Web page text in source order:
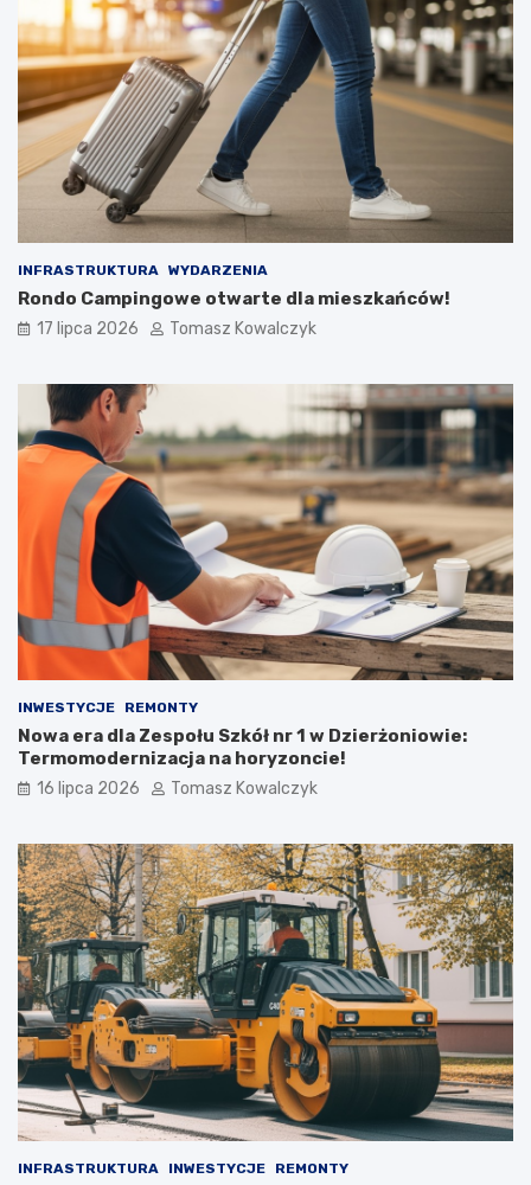
INFRASTRUKTURA WYDARZENIA
Rondo Campingowe otwarte dla mieszkańców!
17 lipca 2026 Tomasz Kowalczyk
INWESTYCJE REMONTY
Nowa era dla Zespołu Szkół nr 1 w Dzierżoniowie:
Termomodernizacja na horyzoncie!
16 lipca 2026 Tomasz Kowalczyk
INFRASTRUKTURA INWESTYCJE REMONTY